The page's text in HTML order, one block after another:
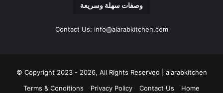
وصفات سهلة وسريعة
Contact Us: info@alarabkitchen.com
Copyright 2023 - 2026, All Rights Reserved | alarabkitchen ©
Home
Contact Us
Privacy Policy
Terms & Conditions